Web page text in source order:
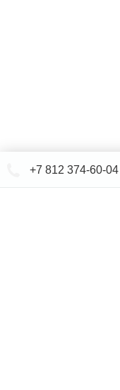
+7 812 374-60-04